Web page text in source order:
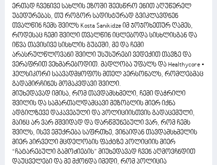
ერთად ჩვენივე სახლის ეზოში შეესწრო ენით აღუწერელ
უბედურებას, თუ როგორ სადისტურად გვიკლავდნენ
თვალწინ ჩემს შვილს Kosta Sanikidze იმ ჯოჯოხეთურ ღამეს,
როდესაც ჩემი შვილი თვალწინ იცლებოდა სისხლისგან და
იწვა თავისივე სისხლის გუბეში, მე და ჩემი
არასრულწლოვანი შვილი უსუსურები ვედექით თავზე და
ვერაფრით ვეხმარებოდით. მადლობა უფალს და Healthycore •
ჰელსიკორი საავადმყოფოს მთელ პერსონალს, რომლებმაც
გადამირჩინეს მომაკვდავი შვილი.
მიუხედავად იმისა, რომ თავდამსხმელი, ჩემი დაჭრილი
შვილის და სამართალდამცავი მეზობლის მიერ იქნა
ადგილზევე დაკავებული და პოლიციისთვის გადაცემული,
მაინც არ ვარ მშვიდად და დარწმუნებული ვარ, რომ ჩემს
შვილს, ისევ ემუქრება საფრთხე, ვინაიდან თავდამსხმელის
მიერ პირველი მცდელობის ფაქტზე პოლიციის მიერ
“ჩატარებული გამოძიების” მიუხედავად ჩვენ აღმოვჩნდით
დაუცველები და მე მქონდა იმედი, რომ პოლიცია